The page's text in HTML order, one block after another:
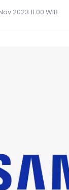
2023 11.00 WIB